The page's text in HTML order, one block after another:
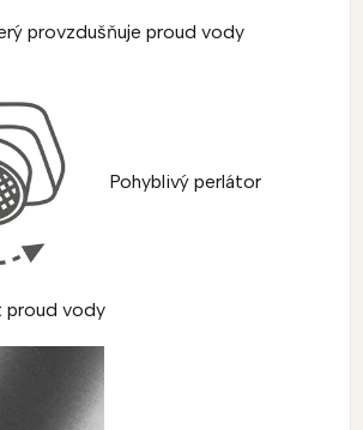
provzdušňuje proud vody
Pohyblivý perlátor
proud vody